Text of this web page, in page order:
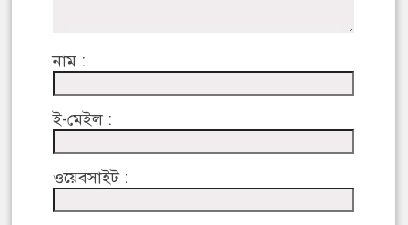
নাম :
ই-মেইল :
ওয়েবসাইট :